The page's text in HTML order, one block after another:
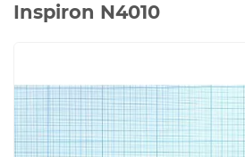
Inspiron N4010